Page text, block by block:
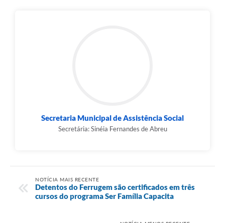
Secretaria Municipal de Assistência Social
Secretária: Sinéia Fernandes de Abreu
NOTÍCIA MAIS RECENTE
Detentos do Ferrugem são certificados em três
cursos do programa Ser Família Capacita